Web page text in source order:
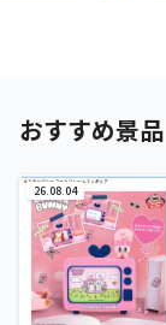
おすすめ景品
26.08.04